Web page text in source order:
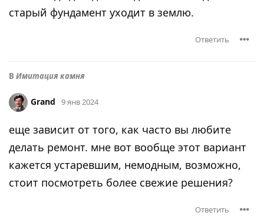
старый фундамент уходит в землю.
Ответить
В Имитация камня
Grand 9 янв 2024
еще зависит от того, как часто вы любите
делать ремонт. мне вот вообще этот вариант
кажется устаревшим, немодным, возможно,
стоит посмотреть более свежие решения?
Ответить